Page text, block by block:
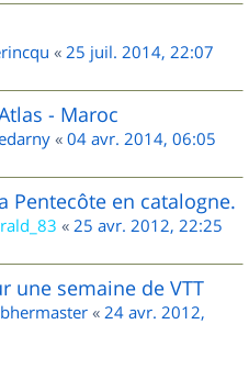
« 25 juil. 2014, 22:07
- Maroc
« 04 avr. 2014, 06:05
Pentecôte en catalogne.
« 25 avr. 2012, 22:25
une semaine de VTT
« 24 avr. 2012,